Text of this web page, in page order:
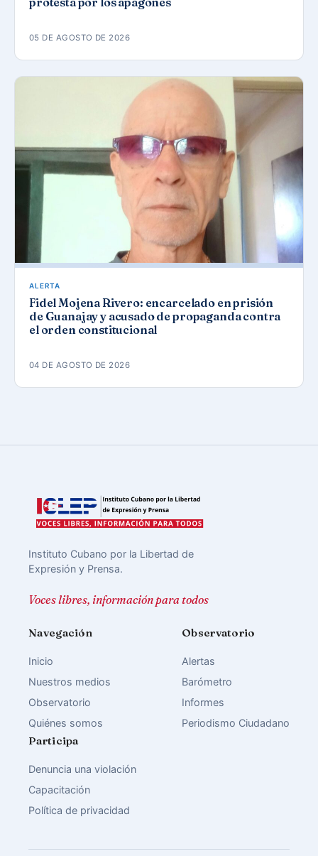
05 DE AGOSTO DE 2026
ALERTA
Fidel Mojena Rivero: encarcelado en prisión
de Guanajay y acusado de propaganda contra
el orden constitucional
04 DE AGOSTO DE 2026
Instituto Cubano por la Libertad de
Expresión y Prensa.
Voces libres, información para todos
Navegación
Inicio
Nuestros medios
Observatorio
Quiénes somos
Observatorio
Alertas
Barómetro
Informes
Periodismo Ciudadano
Participa
Denuncia una violación
Capacitación
Política de privacidad